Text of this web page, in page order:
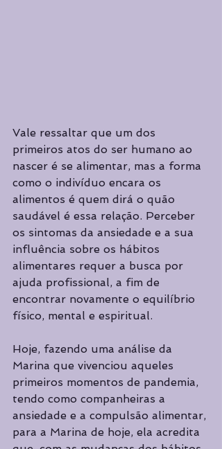
Vale ressaltar que um dos
primeiros atos do ser humano ao
nascer é se alimentar, mas a forma
como o indivíduo encara os
alimentos é quem dirá o quão
saudável é essa relação. Perceber
os sintomas da ansiedade e a sua
influência sobre os hábitos
alimentares requer a busca por
ajuda profissional, a fim de
encontrar novamente o equilíbrio
físico, mental e espiritual.
Hoje, fazendo uma análise da
Marina que vivenciou aqueles
primeiros momentos de pandemia,
tendo como companheiras a
ansiedade e a compulsão alimentar,
para a Marina de hoje, ela acredita